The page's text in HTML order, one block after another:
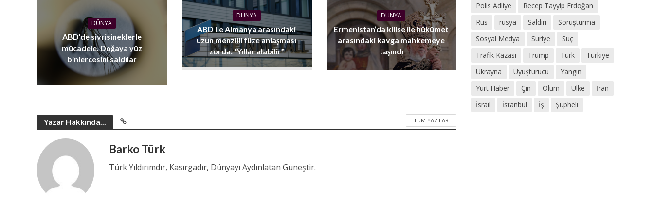
DÜNYA
ABD’de sivrisineklerle
mücadele. Doğaya yüz
binlercesini saldılar
DÜNYA
ABD ile Almanya arasındaki
uzun menzilli füze anlaşması
zorda: “Yıllar alabilir”
DÜNYA
Ermenistan’da kilise ile hükümet
arasındaki kavga mahkemeye
taşındı
Yazar Hakkında... TÜM YAZILAR
Barko Türk
Türk Yıldırımdır, Kasırgadır, Dünyayı Aydınlatan Güneştir.
Polis Adliye
Recep Tayyip Erdoğan
Rus
rusya Saldırı
Soruşturma
Sosyal Medya
Suriye
Suç
Trafik Kazası
Trump Türk
Türkiye
Ukrayna
Uyuşturucu
Yangın
Yurt Haber
Çin Ölüm Ülke
İran
İsrail
İstanbul İş Şüpheli